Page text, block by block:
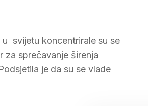
svijetu koncentrirale su se
za sprečavanje širenja
je da su se vlade